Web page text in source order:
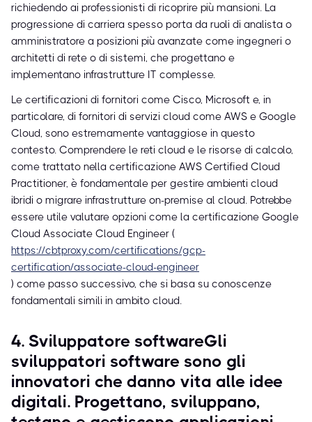
richiedendo ai professionisti di ricoprire più mansioni. La
progressione di carriera spesso porta da ruoli di analista o
amministratore a posizioni più avanzate come ingegneri o
architetti di rete o di sistemi, che progettano e
implementano infrastrutture IT complesse.
Le certificazioni di fornitori come Cisco, Microsoft e, in
particolare, di fornitori di servizi cloud come AWS e Google
Cloud, sono estremamente vantaggiose in questo
contesto. Comprendere le reti cloud e le risorse di calcolo,
come trattato nella certificazione AWS Certified Cloud
Practitioner, è fondamentale per gestire ambienti cloud
ibridi o migrare infrastrutture on-premise al cloud. Potrebbe
essere utile valutare opzioni come la certificazione Google
Cloud Associate Cloud Engineer (
https://cbtproxy.com/certifications/gcp-
certification/associate-cloud-engineer
) come passo successivo, che si basa su conoscenze
fondamentali simili in ambito cloud.
4. Sviluppatore softwareGli
sviluppatori software sono gli
innovatori che danno vita alle idee
digitali. Progettano, sviluppano,